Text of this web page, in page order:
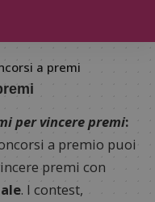
a premi
per vincere premi:
a premio puoi
premi con
. I contest,